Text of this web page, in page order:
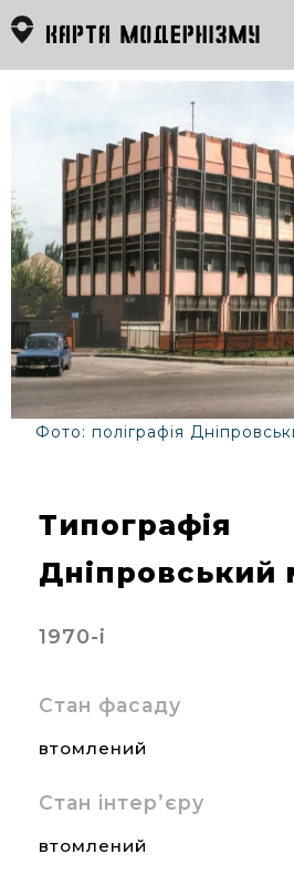
Фото: поліграфія
Типографія
Дніпровський
1970-і
Стан фасаду
втомлений
Стан інтер’єру
втомлений